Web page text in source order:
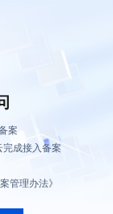
案
成接入备案
管理办法》